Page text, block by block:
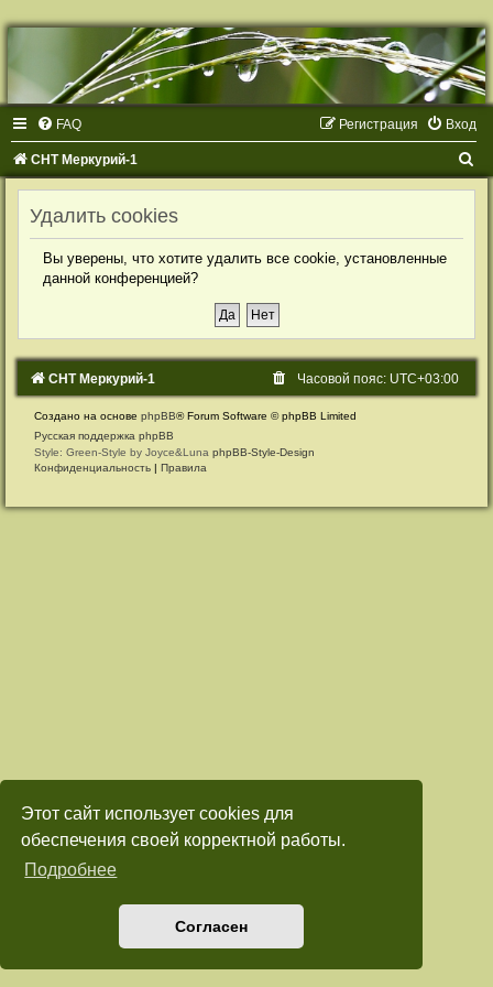
Этот сайт использует cookies для
обеспечения своей корректной работы.
Подробнее
Согласен
с
а
я
FAQ Вход
Регистрация
СНТ Меркурий-1
Удалить cookies
Вы уверены, что хотите удалить все cookie, установленные
данной конференцией?
СНТ Меркурий-1 Часовой пояс: UTC+03:00
Создано на основе phpBB® Forum Software © phpBB Limited
Русская поддержка phpBB
Style: Green-Style by Joyce&Luna phpBB-Style-Design
Конфиденциальность | Правила